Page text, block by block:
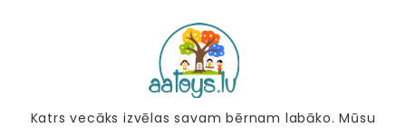
Katrs vecāks izvēlas savam bērnam labāko. Mūsu